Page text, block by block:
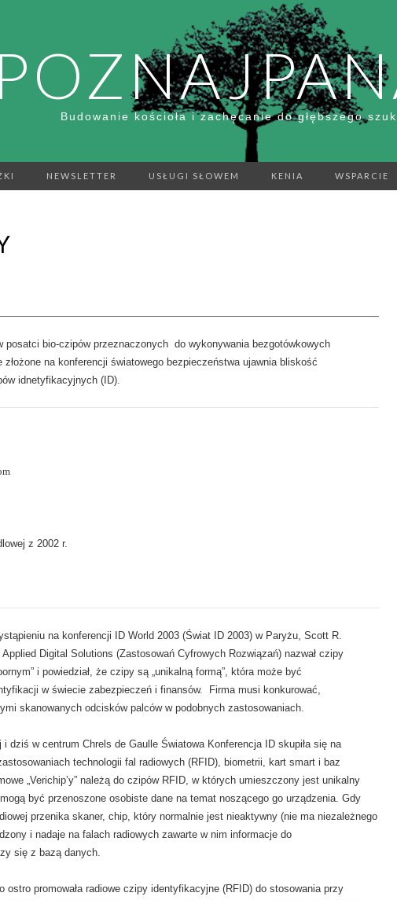
Budowanie kościoła i zachęcanie do głębszego
NEWSLETTER USŁUGI SŁOWEM KENIA WSPARCIE
posatci bio-czipów przeznaczonych do wykonywania bezgotówkowych
na konferencji światowego bezpieczeństwa ujawnia bliskość
idnetyfikacyjnych (ID).
z 2002 r.
na konferencji ID World 2003 (Świat ID 2003) w Paryżu, Scott R.
Digital Solutions (Zastosowań Cyfrowych Rozwiązań) nazwał czipy
i powiedział, że czipy są „unikalną formą”, która może być
w świecie zabezpieczeń i finansów. Firma musi konkurować,
skanowanych odcisków palców w podobnych zastosowaniach.
dziś w centrum Chrels de Gaulle Światowa Konferencja ID skupiła się na
technologii fal radiowych (RFID), biometrii, kart smart i baz
„Verichip’y” należą do czipów RFID, w których umieszczony jest unikalny
być przenoszone osobiste dane na temat noszącego go urządzenia. Gdy
przenika skaner, chip, który normalnie jest nieaktywny (nie ma niezależnego
i nadaje na falach radiowych zawarte w nim informacje do
się z bazą danych.
ostro promowała radiowe czipy identyfikacyjne (RFID) do stosowania przy